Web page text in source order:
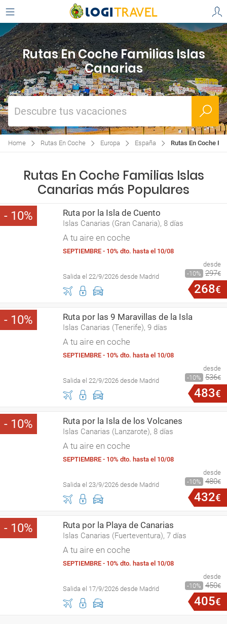
Rutas En Coche Familias Islas
Canarias
Descubre tus vacaciones
Home Rutas En Coche Europa España Rutas En Coche
Rutas En Coche Familias Islas
Canarias más Populares
10 Ruta por la Isla de Cuento
Islas Canarias (Gran Canaria), 8 días
A tu aire en coche
SEPTIEMBRE - 10% dto. hasta el 10/08
Salida el 22/9/2026 desde Madrid
desde
10
297€
268€
10 Ruta por las 9 Maravillas de la Isla
Islas Canarias (Tenerife), 9 días
A tu aire en coche
SEPTIEMBRE - 10% dto. hasta el 10/08
Salida el 22/9/2026 desde Madrid
desde
10
536€
483€
10 Ruta por la Isla de los Volcanes
Islas Canarias (Lanzarote), 8 días
A tu aire en coche
SEPTIEMBRE - 10% dto. hasta el 10/08
Salida el 23/9/2026 desde Madrid
desde
10
480€
432€
10 Ruta por la Playa de Canarias
Islas Canarias (Fuerteventura), 7 días
A tu aire en coche
SEPTIEMBRE - 10% dto. hasta el 10/08
Salida el 17/9/2026 desde Madrid
desde
10
450€
405€